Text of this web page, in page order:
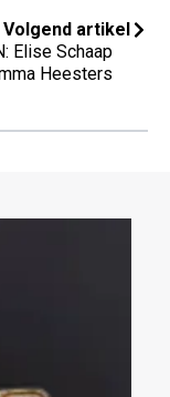
Volgend artikel
Elise Schaap
Heesters